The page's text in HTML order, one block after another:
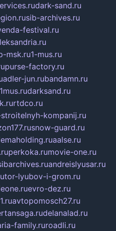
dark-sand.ru
sib-archives.ru
festival.ru
msk.ru1-mus.ru
purse-factory.ru
adler-jun.rubandamn.ru
1mus.rudarksand.ru
rtdco.ru
kompanij.ru
snow-guard.ru
aalse.ru
perkoka.rumovie-one.ru
andreislyusar.ru
tor-lyubov-i-grom.ru
evro-dez.ru
avtopomosch27.ru
delanalad.ru
family.ruroadli.ru